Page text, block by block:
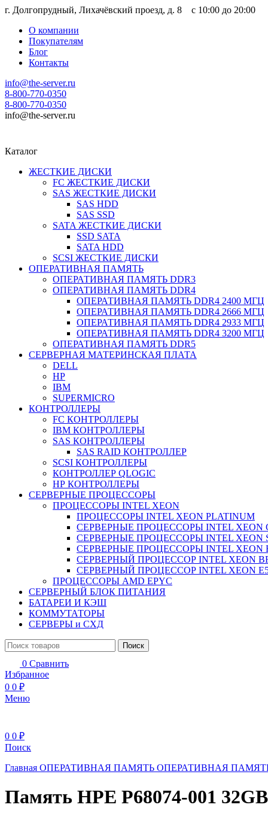
г. Долгопрудный, Лихачёвский проезд, д. 8 c 10:00 до 20:00
О компании
Покупателям
Блог
Контакты
info@the-server.ru
8-800-770-0350
8-800-770-0350
info@the-server.ru
Каталог
ЖЕСТКИЕ ДИСКИ
FC ЖЕСТКИЕ ДИСКИ
SAS ЖЕСТКИЕ ДИСКИ
SAS HDD
SAS SSD
SATA ЖЕСТКИЕ ДИСКИ
SSD SATA
SATA HDD
SCSI ЖЕСТКИЕ ДИСКИ
ОПЕРАТИВНАЯ ПАМЯТЬ
ОПЕРАТИВНАЯ ПАМЯТЬ DDR3
ОПЕРАТИВНАЯ ПАМЯТЬ DDR4
ОПЕРАТИВНАЯ ПАМЯТЬ DDR4 2400 МГЦ
ОПЕРАТИВНАЯ ПАМЯТЬ DDR4 2666 МГЦ
ОПЕРАТИВНАЯ ПАМЯТЬ DDR4 2933 МГЦ
ОПЕРАТИВНАЯ ПАМЯТЬ DDR4 3200 МГЦ
ОПЕРАТИВНАЯ ПАМЯТЬ DDR5
СЕРВЕРНАЯ МАТЕРИНСКАЯ ПЛАТА
DELL
HP
IBM
SUPERMICRO
КОНТРОЛЛЕРЫ
FC КОНТРОЛЛЕРЫ
IBM КОНТРОЛЛЕРЫ
SAS КОНТРОЛЛЕРЫ
SAS RAID КОНТРОЛЛЕР
SCSI КОНТРОЛЛЕРЫ
КОНТРОЛЛЕР QLOGIC
НР КОНТРОЛЛЕРЫ
СЕРВЕРНЫЕ ПРОЦЕССОРЫ
ПРОЦЕССОРЫ INTEL XEON
ПРОЦЕССОРЫ INTEL XEON PLATINUM
СЕРВЕРНЫЕ ПРОЦЕССОРЫ INTEL XEON
СЕРВЕРНЫЕ ПРОЦЕССОРЫ INTEL XEON
СЕРВЕРНЫЕ ПРОЦЕССОРЫ INTEL XEON
СЕРВЕРНЫЙ ПРОЦЕССОР INTEL XEON
СЕРВЕРНЫЙ ПРОЦЕССОР INTEL XEON
ПРОЦЕССОРЫ AMD EPYC
СЕРВЕРНЫЙ БЛОК ПИТАНИЯ
БАТАРЕИ И КЭШ
КОММУТАТОРЫ
СЕРВЕРЫ и СХД
Поиск
0 Сравнить
Избранное
0 0 ₽
Меню
0 0 ₽
Поиск
Главная ОПЕРАТИВНАЯ ПАМЯТЬ ОПЕРАТИВНАЯ
Память HPE P68074-001